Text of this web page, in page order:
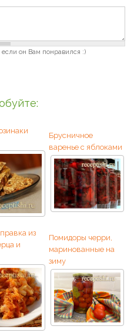
если он Вам понравился :)
Брусничное
варенье с яблоками
из
и
Помидоры черри,
маринованные на
зиму